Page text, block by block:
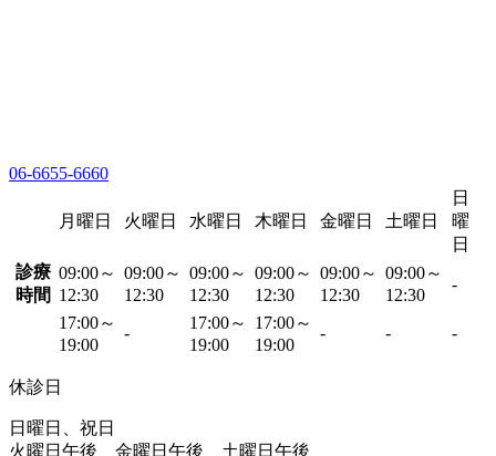
06-6655-6660
月曜日 火曜日 水曜日 木曜日 金曜日 土曜日
日
曜
日
診療
時間
09:00～
12:30
09:00～
12:30
09:00～
12:30
09:00～
12:30
09:00～
12:30
09:00～
12:30
-
17:00～
19:00
-
17:00～
19:00
17:00～
19:00
- - -
休診日
日曜日、祝日
火曜日午後 金曜日午後 土曜日午後